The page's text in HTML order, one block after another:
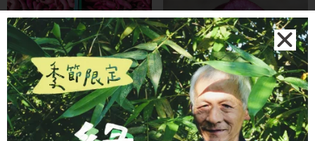
地瓜從土裡一鏟一鏟挖出來，費時費力。紫心地瓜甜度
高、水份充足，口感綿密香甜不膩。我們特別請謝大哥挑
選小條款，比較容易蒸熟